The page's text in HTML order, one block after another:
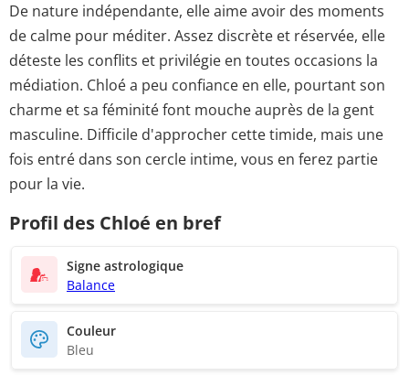
De nature indépendante, elle aime avoir des moments
de calme pour méditer. Assez discrète et réservée, elle
déteste les conflits et privilégie en toutes occasions la
médiation. Chloé a peu confiance en elle, pourtant son
charme et sa féminité font mouche auprès de la gent
masculine. Difficile d'approcher cette timide, mais une
fois entré dans son cercle intime, vous en ferez partie
pour la vie.
Profil des Chloé en bref
Signe astrologique
Balance
Couleur
Bleu